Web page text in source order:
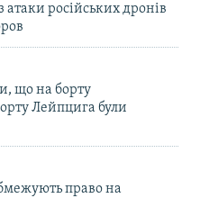
атаки російських дронів
що на борту
Лейпцига були
право на